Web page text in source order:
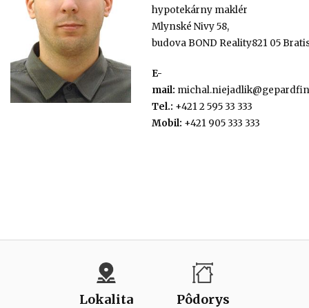
hypotekárny maklér
Mlynské Nivy 58,
budova BOND Reality821 05
E-
mail:
Tel.: +421 2 595 33 333
Mobil: +421 905 333 333
Lokalita Pôdorys